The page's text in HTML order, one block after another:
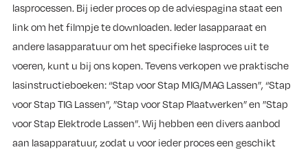
lasprocessen. Bij ieder proces op de adviespagina staat een
link om het filmpje te downloaden. Ieder lasapparaat en
andere lasapparatuur om het specifieke lasproces uit te
voeren, kunt u bij ons kopen. Tevens verkopen we praktische
lasinstructieboeken: “Stap voor Stap MIG/MAG Lassen”, “Stap
voor Stap TIG Lassen”, ”Stap voor Stap Plaatwerken” en ”Stap
voor Stap Elektrode Lassen”. Wij hebben een divers aanbod
aan lasapparatuur, zodat u voor ieder proces een geschikt